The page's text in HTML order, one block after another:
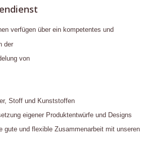
verfügen über ein kompetentes und
der
von
Stoff und Kunststoffen
eigener Produktentwürfe und Designs
und flexible Zusammenarbeit mit unseren